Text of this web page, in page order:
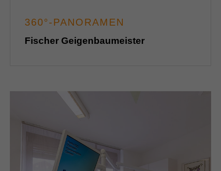
360°-PANORAMEN
Fischer Geigenbaumeister